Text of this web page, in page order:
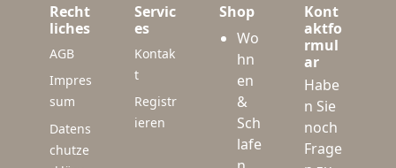
Recht
liches
AGB
Impres
sum
Datens
chutze
Servic
es
Kontak
t
Registr
ieren
Shop
Wo
hn
en
&
Sch
lafe
Kont
aktfo
rmul
ar
Habe
n Sie
noch
Frage